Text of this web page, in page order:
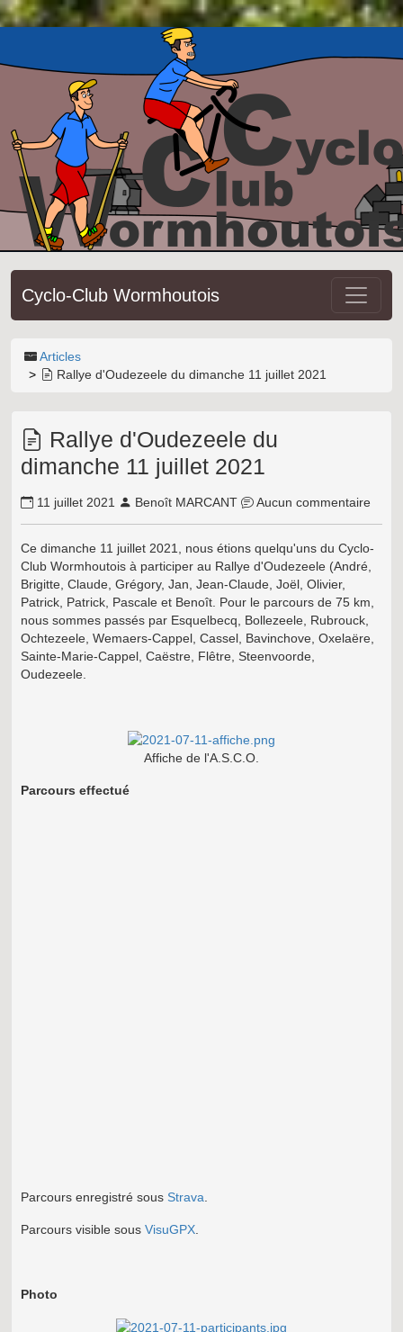
Cyclo-Club Wormhoutois
Articles
Rallye d'Oudezeele du dimanche 11 juillet 2021
Rallye d'Oudezeele du
dimanche 11 juillet 2021
11 juillet 2021 Benoît MARCANT Aucun commentaire
Ce dimanche 11 juillet 2021, nous étions quelqu'uns du Cyclo-
Club Wormhoutois à participer au Rallye d'Oudezeele (André,
Brigitte, Claude, Grégory, Jan, Jean-Claude, Joël, Olivier,
Patrick, Patrick, Pascale et Benoît. Pour le parcours de 75 km,
nous sommes passés par Esquelbecq, Bollezeele, Rubrouck,
Ochtezeele, Wemaers-Cappel, Cassel, Bavinchove , Oxelaëre,
Sainte-Marie-Cappel, Caëstre, Flêtre, Steenvoorde,
Oudezeele
Affiche de l'A.S.C.O.
Parcours effectué
Parcours enregistré sous Strava
Parcours visible sous VisuGPX
Photo